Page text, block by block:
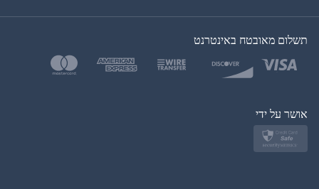
בטורקית
פולנית
תשלום מאובטח באינטרנט
אושר על ידי